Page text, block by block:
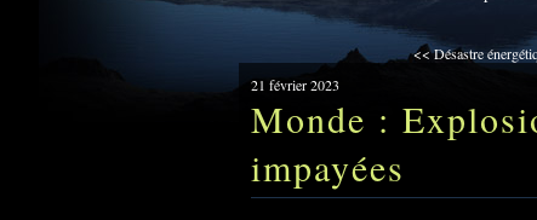
<< Désastre
21 février 2023
Monde :
impayées